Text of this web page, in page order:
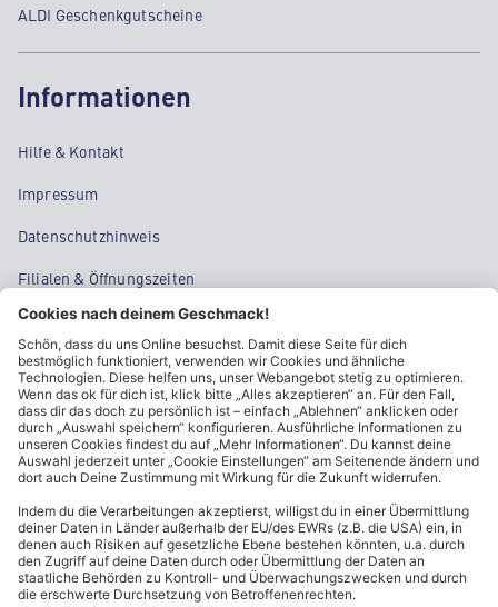
ALDI Geschenkgutscheine
Informationen
Hilfe & Kontakt
Impressum
Datenschutzhinweis
Filialen & Öffnungszeiten
Kontakt
Cookie-Einstellungen
Kundeninformationen
ALDI Nord folgen